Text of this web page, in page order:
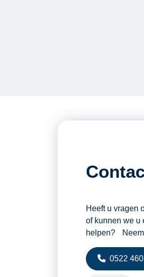
Heeft u vragen
of kunnen we u
helpen? Neem
0522